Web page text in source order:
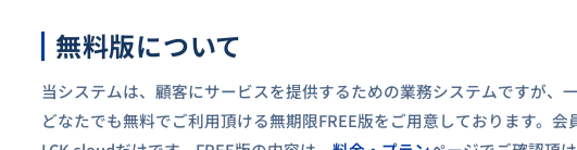
無料版について
当システムは、顧客にサービスを提供するための業務システムですが、
どなたでも無料でご利用頂ける無期限FREE版をご用意しております。